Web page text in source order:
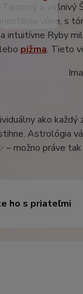
a
vône, s
intuitívne Ryby
pižma. Tieto
ako
Astrológia
– možno práve
ho s priateľmi